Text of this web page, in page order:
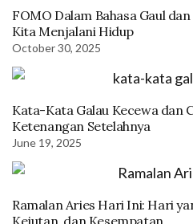
FOMO Dalam Bahasa Gaul
Kita Menjalani Hidup
October 30, 2025
Kata-Kata Galau Kecewa dan
Ketenangan Setelahnya
June 19, 2025
Ramalan Aries Hari Ini: Hari
Kejutan, dan Kesempatan